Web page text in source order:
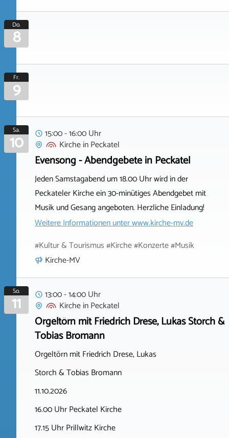
Do.
8
Fr.
9
Sa.
10
15:00 - 16:00 Uhr
KircheinPeckatel
Evensong - Abendgebete in Peckatel
Jeden Samstagabend um 18.00 Uhr wird in der
Peckateler Kirche ein 30-minütiges Abendgebet mit
Musik und Gesang angeboten. Herzliche Einladung!
Weitere Informationen unterwww.kirche-mv.de
#Kultur & Tourismus #Kirche #Konzerte #Musik
Kirche-MV
So.
11
13:00 - 14:00 Uhr
KircheinPeckatel
Orgeltörn mit Friedrich Drese, Lukas Storch &
Tobias Bromann
Orgeltörn mit Friedrich Drese, Lukas
Storch & Tobias Bromann
11.10.2026
16.00 Uhr Peckatel Kirche
17.15 Uhr Prillwitz Kirche